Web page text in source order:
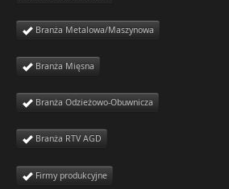
Branża Metalowa/Maszynowa
Branża Mięsna
Branża Odzieżowo-Obuwnicza
Branża RTV AGD
Firmy produkcyjne